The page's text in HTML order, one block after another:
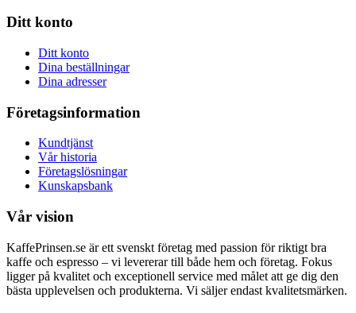
Ditt konto
Ditt konto
Dina beställningar
Dina adresser
Företagsinformation
Kundtjänst
Vår historia
Företagslösningar
Kunskapsbank
Vår vision
KaffePrinsen.se är ett svenskt företag med passion för riktigt bra
kaffe och espresso – vi levererar till både hem och företag. Fokus
ligger på kvalitet och exceptionell service med målet att ge dig den
bästa upplevelsen och produkterna. Vi säljer endast kvalitetsmärken.